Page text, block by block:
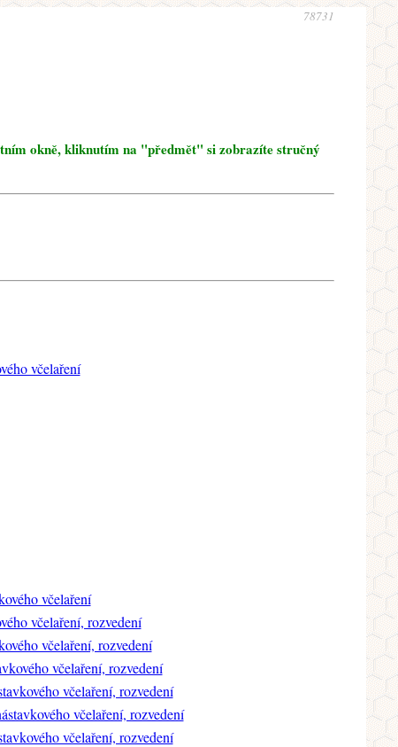
78731
okně, kliknutím na "předmět" si zobrazíte stručný
včelaření
včelaření
včelaření, rozvedení
včelaření, rozvedení
včelaření, rozvedení
včelaření, rozvedení
včelaření, rozvedení
včelaření, rozvedení